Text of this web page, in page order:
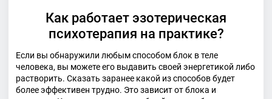
Как работает эзотерическая
психотерапия на практике?
Если вы обнаружили любым способом блок в теле
человека, вы можете его выдавить своей энергетикой либо
растворить. Сказать заранее какой из способов будет
более эффективен трудно. Это зависит от блока и